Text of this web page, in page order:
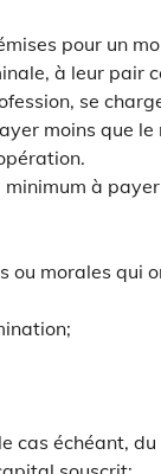
pour un
à leur pair
se
moins que
à
ou morales qui
cas échéant,